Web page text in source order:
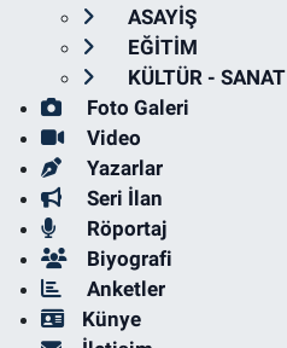
ASAYİŞ
EĞİTİM
KÜLTÜR - SANAT
Foto Galeri
Video
Yazarlar
Seri İlan
Röportaj
Biyografi
Anketler
Künye